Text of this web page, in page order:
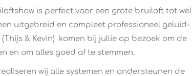
is perfect voor een grote bruiloft tot wel
uitgebreid en compleet professioneel geluid-
(Thijs & Kevin) komen bij jullie op bezoek om de
en om alles goed af te stemmen.
wij alle systemen en ondersteunen de